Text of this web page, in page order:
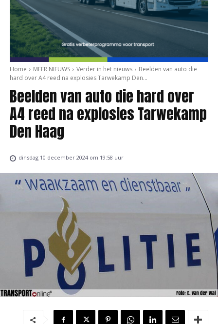
Home MEER NIEUWS Verder in het nieuws
Beelden van auto die
hard over A4 reed na explosies Tarwekamp Den...
Beelden van auto die hard over
A4 reed na explosies Tarwekamp
Den Haag
dinsdag 10 december 2024 om 19:58 uur